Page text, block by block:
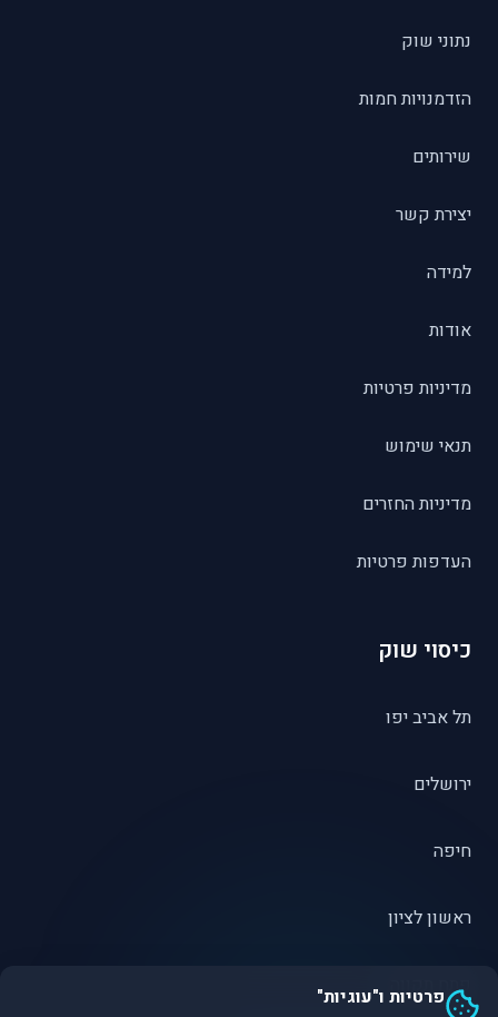
נתוני שוק
הזדמנויות חמות
שירותים
יצירת קשר
למידה
אודות
מדיניות פרטיות
תנאי שימוש
מדיניות החזרים
העדפות פרטיות
כיסוי שוק
תל אביב יפו
ירושלים
חיפה
ראשון לציון
פתח תקווה
פרטיות ו"עוגיות"